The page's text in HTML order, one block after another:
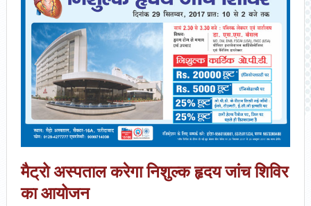
मैट्रो अस्पताल करेगा निशुल्क हृदय जांच शिविर
का आयोजन